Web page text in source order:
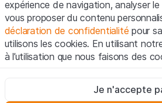
Conditions d'utilisation et
En utilisant le Site Web de Leonteq
"Site Web"), vous confirmez que
vous acceptez les informations
vous n'acceptez pas les Conditions
vous abstenir d'utiliser ce Site Web.
expérience de navigation, analyser
vous proposer du contenu
déclaration de confidentialité pour
utilisons les cookies. En utilisant
à l’utilisation que nous faisons des
Ces cookies sont nécessaires au bon
Je n'accepte